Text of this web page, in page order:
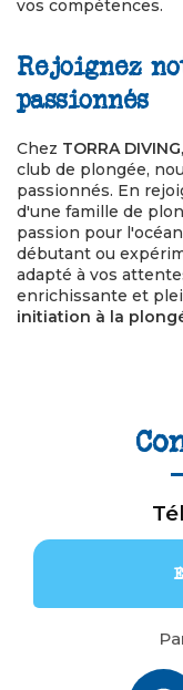
vos compétences.
Rejoignez
passionnés
Chez TORRA DIVING
club de plongée,
passionnés. En
d'une famille de
passion pour
débutant ou
adapté à vos
enrichissante et
initiation à la